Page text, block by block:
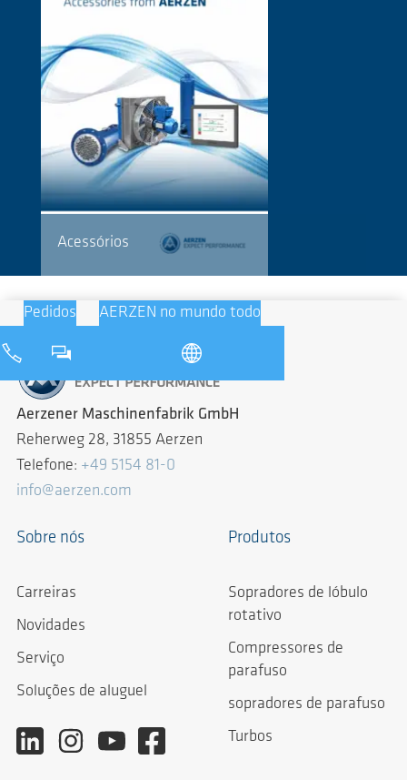
Acessórios
Pedidos AERZEN no mundo todo
Aerzener Maschinenfabrik GmbH
Reherweg 28, 31855 Aerzen
Telefone: +49 5154 81-0
info@aerzen.com
Sobre nós
Carreiras
Novidades
Serviço
Soluções de aluguel
Produtos
Sopradores de lóbulo
rotativo
Compressores de
parafuso
sopradores de parafuso
Turbos